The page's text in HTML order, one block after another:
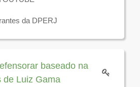
da DPERJ
até 31 de dezembro de
baseado na
de Luiz Gama